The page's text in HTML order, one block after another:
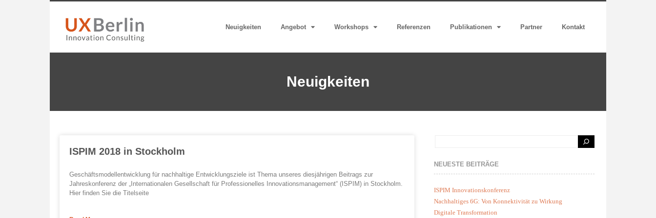
Neuigkeiten Angebot Workshops Referenzen Publikationen Partner Kontakt
Neuigkeiten
ISPIM 2018 in Stockholm
Geschäftsmodellentwicklung für nachhaltige Entwicklungsziele ist Thema unseres diesjährigen Beitrags zur
Jahreskonferenz der „Internationalen Gesellschaft für Professionelles Innovationsmanagement“ (ISPIM) in Stockholm.
Hier finden Sie die Titelseite
NEUESTE BEITRÄGE
ISPIM Innovationskonferenz
Nachhaltiges 6G: Von Konnektivität zu Wirkung
Digitale Transformation